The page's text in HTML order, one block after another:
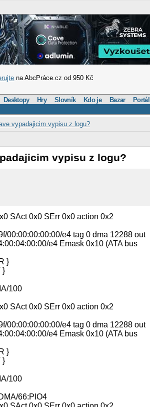
na AbcPráce.cz od 950 Kč
Desktopy Hry Slovník Kdo je Bazar Portál
vypadajicim vypisu z logu?
vypisu z logu?
SAct 0x0 SErr 0x0 action 0x2
00:00:00:00:00/e4 tag 0 dma 12288 out
e4 Emask 0x10 (ATA bus
}
}
100
SAct 0x0 SErr 0x0 action 0x2
00:00:00:00:00/e4 tag 0 dma 12288 out
e4 Emask 0x10 (ATA bus
}
}
100
66:PIO4